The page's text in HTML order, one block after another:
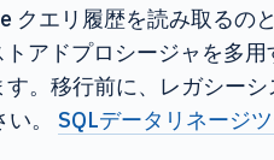
エリ履歴を読み取るの
アドプロシージャを多
。移行前に、レガシー
。 SQLデータリネージ